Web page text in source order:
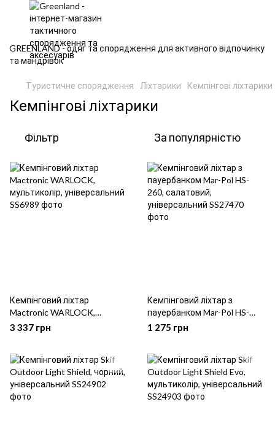
GREENLAND - одяг та спорядження для активного відпочинку
та мандрівок
Туристичне спорядження Ліхтарики Кемпінгові ліхтарики
Кемпінгові ліхтарики
Фільтр За популярністю
Кемпінговий ліхтар
Mactronic WARLOCK,
мультиколір, універсальний
3 337 грн
Кемпінговий ліхтар з
пауербанком Mar-Pol HS-
260, салатовий,
1 275 грн